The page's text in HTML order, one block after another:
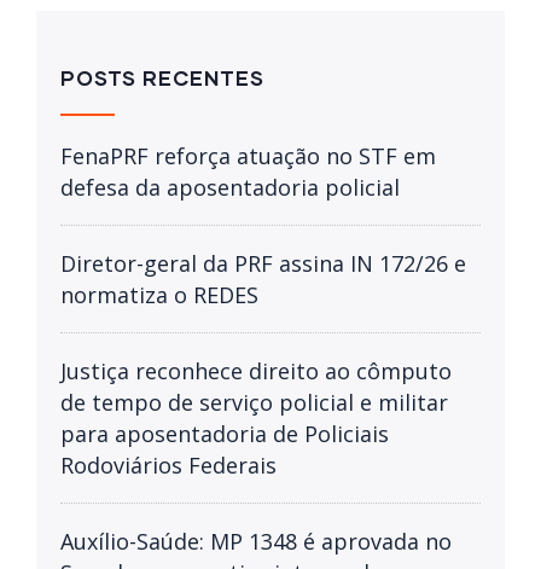
POSTS RECENTES
FenaPRF reforça atuação no STF em
defesa da aposentadoria policial
Diretor-geral da PRF assina IN 172/26 e
normatiza o REDES
Justiça reconhece direito ao cômputo
de tempo de serviço policial e militar
para aposentadoria de Policiais
Rodoviários Federais
Auxílio-Saúde: MP 1348 é aprovada no